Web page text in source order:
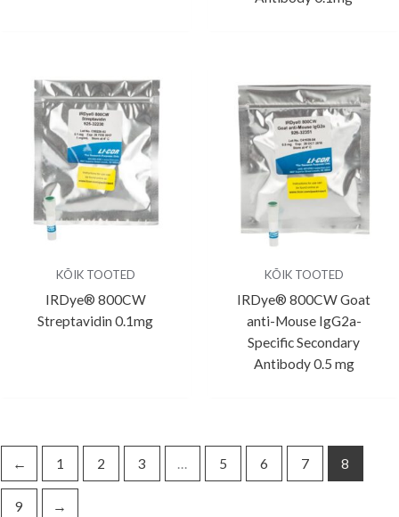
KÕIK TOOTED
IRDye® 800CW
Streptavidin 0.1mg
KÕIK TOOTED
IRDye® 800CW Goat
anti-Mouse IgG2a-
Specific Secondary
Antibody 0.5 mg
← 1 2 3 … 5 6 7 8
9 →